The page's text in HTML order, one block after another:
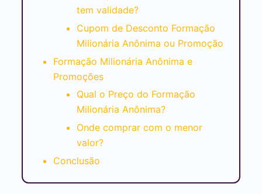
tem validade?
Cupom de Desconto Formação
Milionária Anônima ou Promoção
Formação Milionária Anônima e
Promoções
Qual o Preço do Formação
Milionária Anônima?
Onde comprar com o menor
valor?
Conclusão